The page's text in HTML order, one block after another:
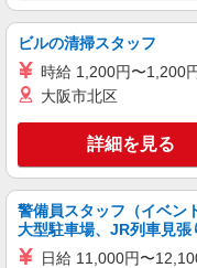
派遣社員
株式会社ブレイブ（マイナ
介護
高齢者
未
る）
る） ◎月収例 時給1800円×1日8時間×22日（週5
日）＝31万6800
払い/
時にご
当社規
静岡県沼津
◆JR御
キープ
ビルの清掃スタッフ
時給 1,200円〜1,200
大阪市北区
詳細を見る
警備員スタッフ（イベン
大型駐車場、JR列車見張
日給 11,000円〜